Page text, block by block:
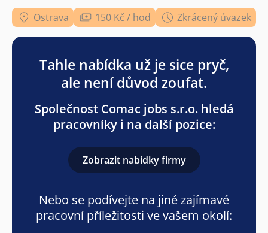
Ostrava 150 Kč / hod Zkrácený úvazek
Tahle nabídka už je sice pryč,
ale není důvod zoufat.
Společnost Comac jobs s.r.o. hledá
pracovníky i na další pozice:
Zobrazit nabídky firmy
Nebo se podívejte na jiné zajímavé
pracovní příležitosti ve vašem okolí: